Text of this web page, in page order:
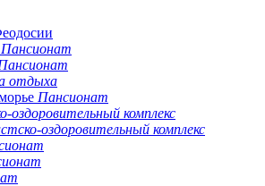
Пансионат
отдыха
Пансионат
оздоровительный комплекс
оздоровительный комплекс